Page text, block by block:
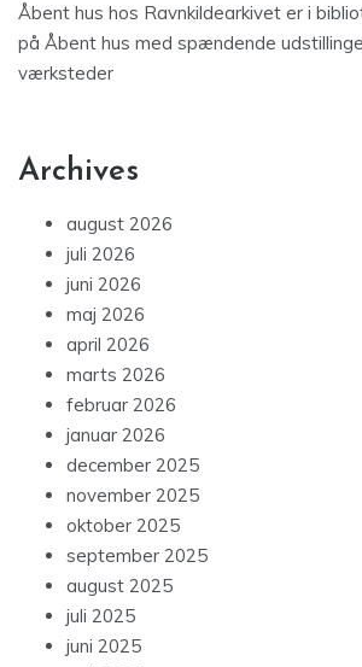
Åbent hus hos Ravnkildearkivet er i
på Åbent hus med spændende
værksteder
Archives
august 2026
juli 2026
juni 2026
maj 2026
april 2026
marts 2026
februar 2026
januar 2026
december 2025
november 2025
oktober 2025
september 2025
august 2025
juli 2025
juni 2025